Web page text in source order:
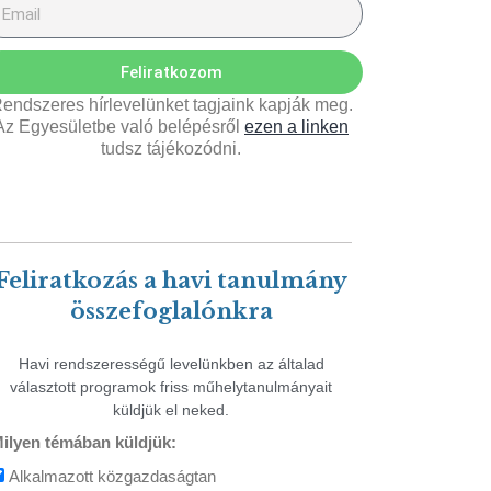
Feliratkozom
hírlevelünket tagjaink kapják meg.
Egyesületbe való belépésről ezen a linken
tudsz tájékozódni.
a havi tanulmány
összefoglalónkra
Havi rendszerességű levelünkben az általad
választott programok friss műhelytanulmányait
küldjük el neked.
témában küldjük:
Alkalmazott közgazdaságtan